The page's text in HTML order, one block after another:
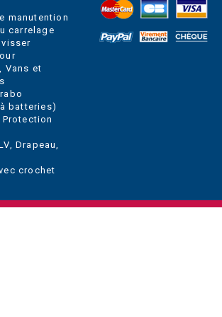
manutention
carrelage
Vans et
batteries)
Drapeau,
crochet